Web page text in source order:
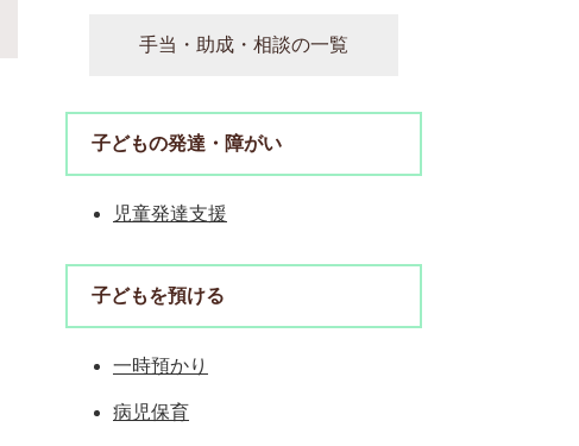
手当・助成・相談の一覧
子どもの発達・障がい
児童発達支援
子どもを預ける
一時預かり
病児保育